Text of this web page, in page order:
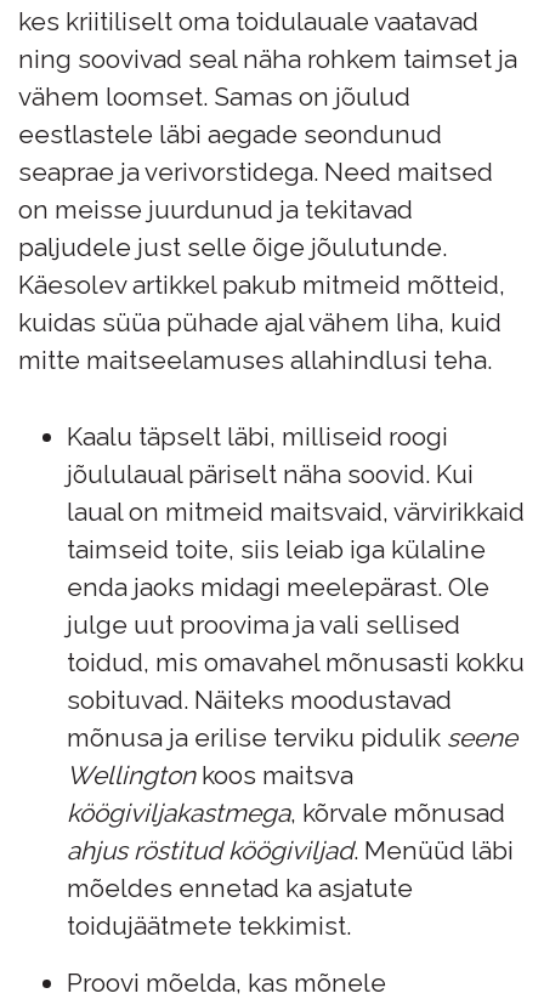
kes kriitiliselt oma toidulauale vaatavad
ning soovivad seal näha rohkem taimset ja
vähem loomset. Samas on jõulud
eestlastele läbi aegade seondunud
seaprae ja verivorstidega. Need maitsed
on meisse juurdunud ja tekitavad
paljudele just selle õige jõulutunde.
Käesolev artikkel pakub mitmeid mõtteid,
kuidas süüa pühade ajal vähem liha, kuid
mitte maitseelamuses allahindlusi teha.
Kaalu täpselt läbi, milliseid roogi
jõululaual päriselt näha soovid. Kui
laual on mitmeid maitsvaid, värvirikkaid
taimseid toite, siis leiab iga külaline
enda jaoks midagi meelepärast. Ole
julge uut proovima ja vali sellised
toidud, mis omavahel mõnusasti kokku
sobituvad. Näiteks moodustavad
mõnusa ja erilise terviku pidulik seene
Wellingtonkoos maitsva
köögiviljakastmega, kõrvale mõnusad
ahjus röstitud köögiviljad. Menüüd läbi
mõeldes ennetad ka asjatute
toidujäätmete tekkimist.
Proovi mõelda, kas mõnele